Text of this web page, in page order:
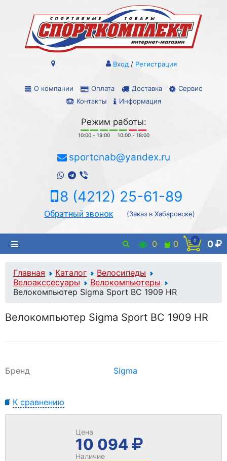
О компании Оплата Доставка
Сервис
Контакты
Информация
Вход / Регистрация
Режим работы:
10:00 - 19:00 10:00 - 18:00
sportcnab@yandex.ru
8 (4212) 25-61-89
Обратный звонок (Заказ в Хабаровске)
0 0 0 0
Главная Каталог
Велосипеды
Велоакссесуары
Велокомпьютеры
Велокомпьютер Sigma Sport BC 1909 HR
Велокомпьютер Sigma Sport BC 1909 HR
Бренд Sigma
К сравнению
Цена
10 094
Наличие